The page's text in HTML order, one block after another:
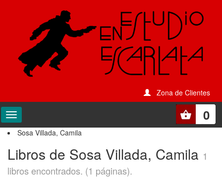
Zona de Clientes
0
Sosa Villada, Camila
Libros de Sosa Villada, Camila 1
libros encontrados. (1 páginas).